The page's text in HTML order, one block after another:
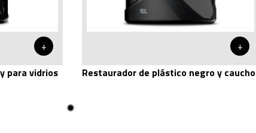
+
para vidrios
+
Restaurador de plástico negro y caucho